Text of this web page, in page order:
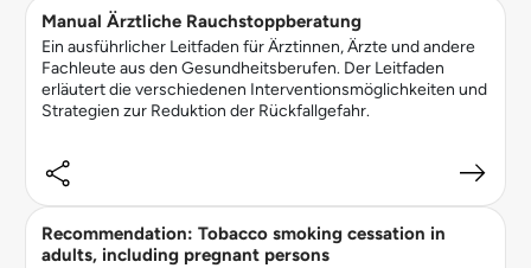
Manual Ärztliche Rauchstoppberatung
Ein ausführlicher Leitfaden für Ärztinnen, Ärzte und andere
Fachleute aus den Gesundheitsberufen. Der Leitfaden
erläutert die verschiedenen Interventionsmöglichkeiten und
Strategien zur Reduktion der Rückfallgefahr.
Recommendation: Tobacco smoking cessation in
adults, including pregnant persons